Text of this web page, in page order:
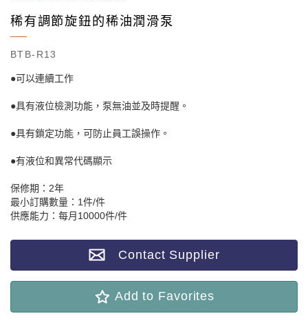
稀有調節旋鈕的稀油潤滑泵
BTB-R13
●可以連續工作
●具有液位檢測功能，泵無油並及時提醒。
●具有鎖定功能，可防止員工誤操作。
●有液位和異常代碼顯示
保修期：2年
最小訂購數量：1件/件
供應能力：每月10000件/件
Contact Supplier
Add to Favorites